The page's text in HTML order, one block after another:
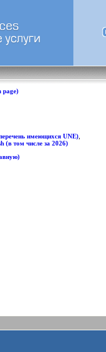
page)
имеющихся UNE),
(в том числе за 2026)